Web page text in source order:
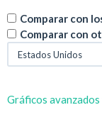
Comparar con
Comparar con
Gráficos